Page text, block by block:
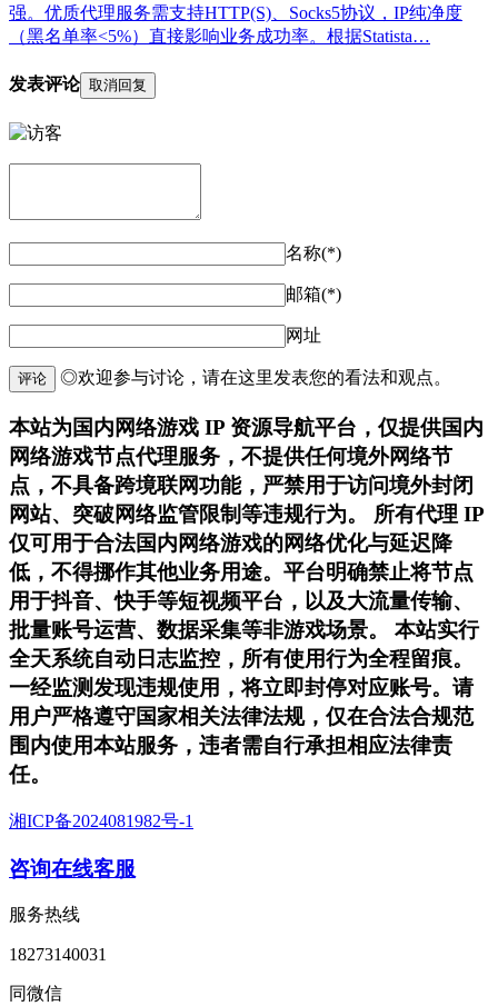
强。优质代理服务需支持HTTP(S)、Socks5协议，IP纯净度
（黑名单率<5%）直接影响业务成功率。根据Statista…
发表评论 取消回复
名称(*)
邮箱(*)
网址
评论 ◎欢迎参与讨论，请在这里发表您的看法和观点。
本站为国内网络游戏 IP 资源导航平台，仅提供国内
网络游戏节点代理服务，不提供任何境外网络节
点，不具备跨境联网功能，严禁用于访问境外封闭
网站、突破网络监管限制等违规行为。 所有代理 IP
仅可用于合法国内网络游戏的网络优化与延迟降
低，不得挪作其他业务用途。平台明确禁止将节点
用于抖音、快手等短视频平台，以及大流量传输、
批量账号运营、数据采集等非游戏场景。 本站实行
全天系统自动日志监控，所有使用行为全程留痕。
一经监测发现违规使用，将立即封停对应账号。请
用户严格遵守国家相关法律法规，仅在合法合规范
围内使用本站服务，违者需自行承担相应法律责
任。
湘ICP备2024081982号-1
咨询在线客服
服务热线
18273140031
同微信